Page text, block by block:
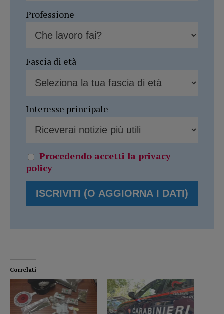
Professione
Fascia di età
Interesse principale
Procedendo accetti la privacy
policy
Correlati